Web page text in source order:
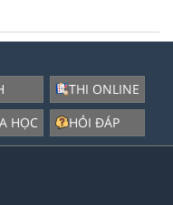
HỌC
THI ONLINE
HỎI ĐÁP